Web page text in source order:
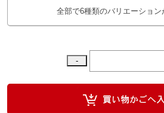
全部で6種類のバリエーション